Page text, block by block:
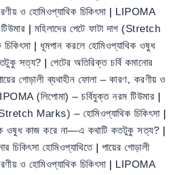
ও হোমিওপ্যাথিক চিকিৎসা | LIPOMA
| মহিলাদের পেটে ফাটা দাগ (Stretch
| ধূমপান করলে হোমিওপ্যাথিক ওষুধ
সত্য? | পেটের অতিরিক্ত চর্বি কমানোর
গোড়ালী ব্যথাহীন ফোলা – কারণ, করণীয় ও
(লিপোমা) – চর্বিযুক্ত নরম টিউমার |
(Stretch Marks) – হোমিওপ্যাথিক চিকিৎসা |
ওষুধ কাজ করে না—এ কথাটি কতটুকু সত্য? |
চিকিৎসা হোমিওপ্যাথিতে | পায়ের গোড়ালী
ও হোমিওপ্যাথিক চিকিৎসা | LIPOMA